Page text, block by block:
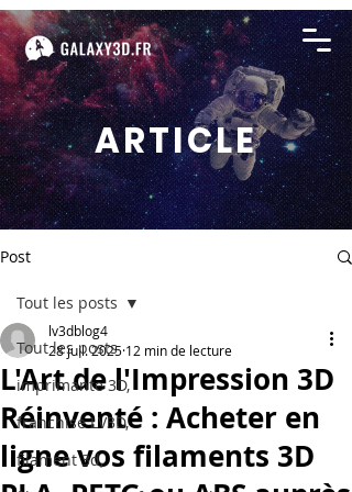
ARTICLE
Post
Tout les posts
imprimante 3D,
franchise LV3D,
filament 3d,
Tout les posts
L'Art de l'Impression 3D
Réinventé : Acheter en
ligne vos filaments 3D
lv3dblog4
28 juil. 2025 12 min de lecture